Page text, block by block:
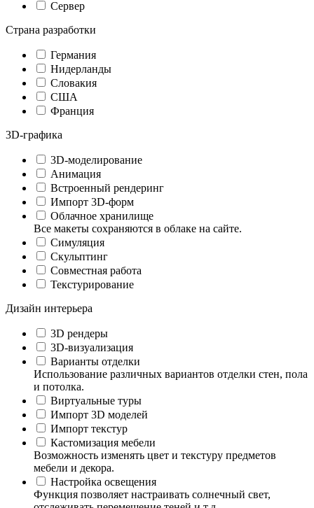
Сервер
Страна разработки
Германия
Нидерланды
Словакия
США
Франция
3D-графика
3D-моделирование
Анимация
Встроенный рендеринг
Импорт 3D-форм
Облачное хранилище
Все макеты сохраняются в облаке на сайте.
Симуляция
Скульптинг
Совместная работа
Текстурирование
Дизайн интерьера
3D рендеры
3D-визуализация
Варианты отделки
Использование различных вариантов отделки стен, пола
и потолка.
Виртуальные туры
Импорт 3D моделей
Импорт текстур
Кастомизация мебели
Возможность изменять цвет и текстуру предметов
мебели и декора.
Настройка освещения
Функция позволяет настраивать солнечный свет,